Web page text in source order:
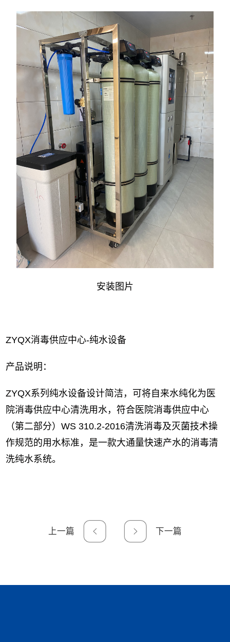
安装图片
ZYQX消毒供应中心-纯水设备
产品说明：
ZYQX系列纯水设备设计简洁，可将自来水纯化为医
院消毒供应中心清洗用水，符合医院消毒供应中心
（第二部分）WS 310.2-2016清洗消毒及灭菌技术操
作规范的用水标准，是一款大通量快速产水的消毒清
洗纯水系统。
上一篇 下一篇